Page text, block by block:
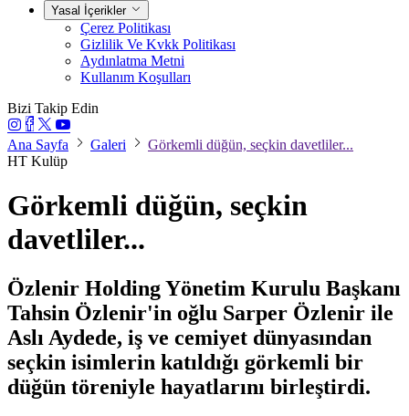
Yasal İçerikler
Çerez Politikası
Gizlilik Ve Kvkk Politikası
Aydınlatma Metni
Kullanım Koşulları
Bizi Takip Edin
Ana Sayfa Galeri
Görkemli düğün, seçkin davetliler...
HT Kulüp
Görkemli düğün, seçkin
davetliler...
Özlenir Holding Yönetim Kurulu Başkanı
Tahsin Özlenir'in oğlu Sarper Özlenir ile
Aslı Aydede, iş ve cemiyet dünyasından
seçkin isimlerin katıldığı görkemli bir
düğün töreniyle hayatlarını birleştirdi.